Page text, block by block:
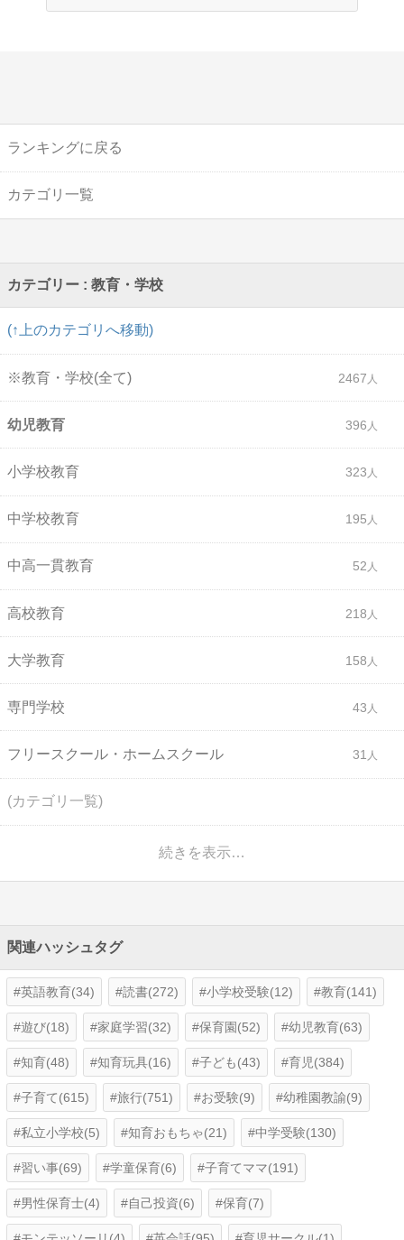
ランキングに戻る
カテゴリ一覧
カテゴリー : 教育・学校
(↑上のカテゴリへ移動)
※教育・学校(全て) 2467
幼児教育 396
小学校教育 323
中学校教育 195
中高一貫教育 52
高校教育 218
大学教育 158
専門学校 43
フリースクール・ホームスクール 31
(カテゴリ一覧)
続きを表示…
関連ハッシュタグ
英語教育(34) 読書(272) 小学校受験(12) 教育(141)
遊び(18) 家庭学習(32) 保育園(52) 幼児教育(63)
知育(48) 知育玩具(16) 子ども(43) 育児(384)
子育て(615) 旅行(751) お受験(9) 幼稚園教諭(9)
私立小学校(5) 知育おもちゃ(21) 中学受験(130)
習い事(69) 学童保育(6) 子育てママ(191)
男性保育士(4) 自己投資(6) 保育(7)